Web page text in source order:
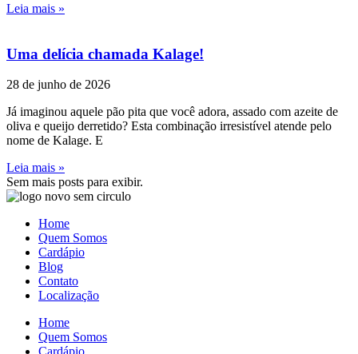
Leia mais »
Uma delícia chamada Kalage!
28 de junho de 2026
Já imaginou aquele pão pita que você adora, assado com azeite de
oliva e queijo derretido? Esta combinação irresistível atende pelo
nome de Kalage. E
Leia mais »
Sem mais posts para exibir.
Home
Quem Somos
Cardápio
Blog
Contato
Localização
Home
Quem Somos